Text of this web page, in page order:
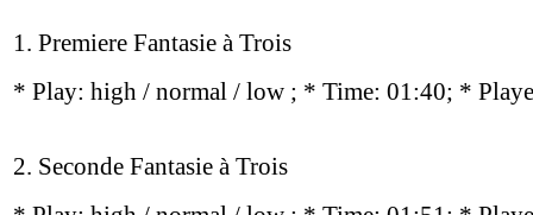
1. Premiere Fantasie à Trois
* Play: high / normal / low ; * Time: 01:40; *
2. Seconde Fantasie à Trois